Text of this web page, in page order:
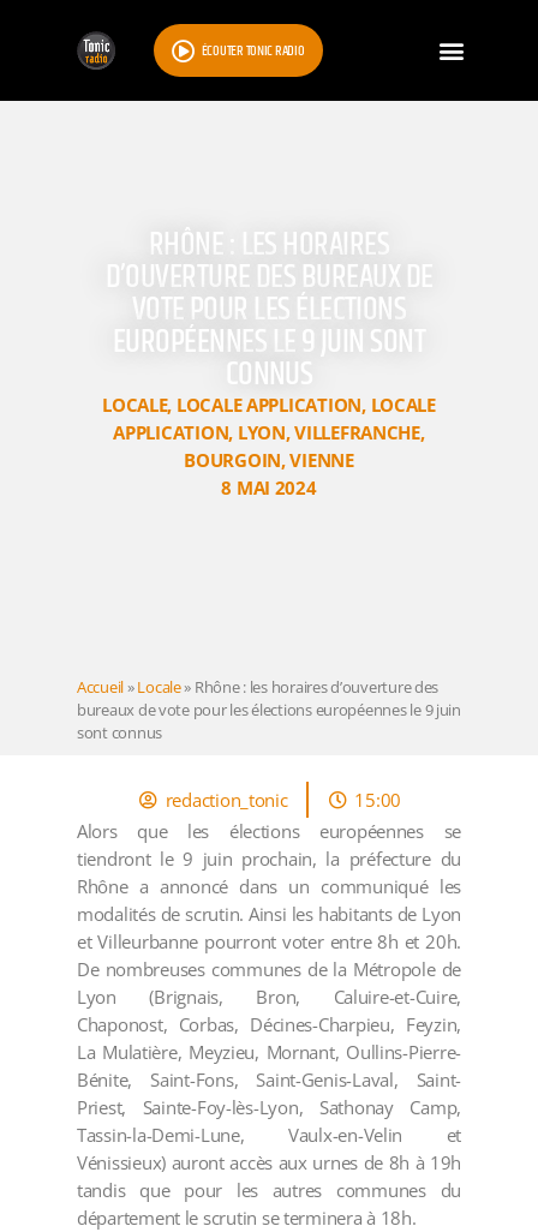
ÉCOUTER TONIC RADIO
RHÔNE : LES HORAIRES
D’OUVERTURE DES BUREAUX DE
VOTE POUR LES ÉLECTIONS
EUROPÉENNES LE 9 JUIN SONT
CONNUS
LOCALE, LOCALE APPLICATION, LOCALE
APPLICATION, LYON,VILLEFRANCHE,
BOURGOIN,VIENNE
8 MAI 2024
Accueil»Locale» Rhône : les horaires d’ouverture des
bureaux de vote pour les élections européennes le 9 juin
sont connus
redaction_tonic
15:00
Alors que les élections européennes se
tiendront le 9 juin prochain, la préfecture du
Rhône a annoncé dans un communiqué les
modalités de scrutin. Ainsi les habitants de Lyon
et Villeurbanne pourront voter entre 8h et 20h.
De nombreuses communes de la Métropole de
Lyon (Brignais, Bron, Caluire-et-Cuire,
Chaponost, Corbas, Décines-Charpieu, Feyzin,
La Mulatière, Meyzieu, Mornant, Oullins-Pierre-
Bénite, Saint-Fons, Saint-Genis-Laval, Saint-
Priest, Sainte-Foy-lès-Lyon, Sathonay Camp,
Tassin-la-Demi-Lune, Vaulx-en-Velin et
Vénissieux) auront accès aux urnes de 8h à 19h
tandis que pour les autres communes du
département le scrutin se terminera à 18h.